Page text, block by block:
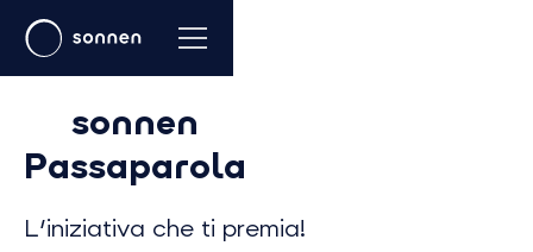
sonnen
Passaparola
L'iniziativa che ti premia!